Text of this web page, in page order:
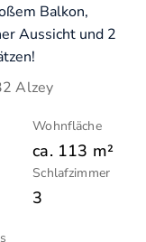
Balkon,
Aussicht und 2
Alzey
Wohnfläche
ca. 113 m²
Schlafzimmer
3